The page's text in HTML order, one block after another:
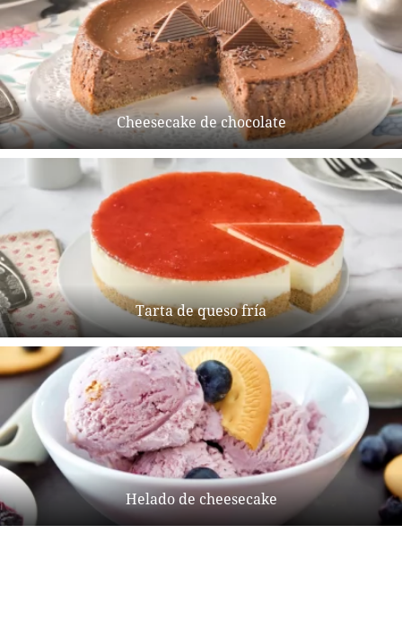
Cheesecake de chocolate
Tarta de queso fría
Helado de cheesecake